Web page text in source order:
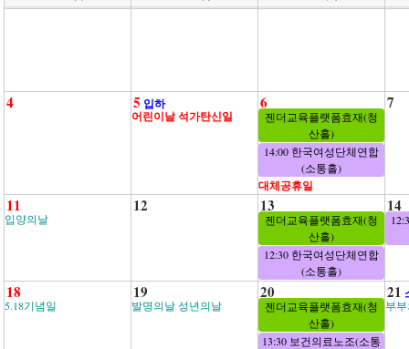
4 5 입하
어린이날 석가탄신일
6
젠더교육플랫폼효재(청
산홀)
14:00 한국여성단체연합
(소통홀)
대체공휴일
7
11
입양의날
12 13
젠더교육플랫폼효재(청
산홀)
12:30 한국여성단체연합
(소통홀)
14
18
5.18기념일
19
발명의날 성년의날
20
젠더교육플랫폼효재(청
산홀)
13:30 보건의료노조(소통
21
부